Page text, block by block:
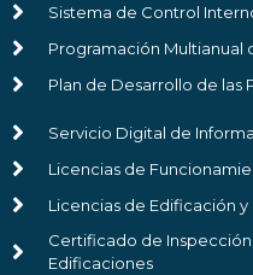
Sistema de Control
Programación Multianual
Plan de Desarrollo de las
Servicio Digital de
Licencias de
Licencias de Edificación
Certificado de
Edificaciones